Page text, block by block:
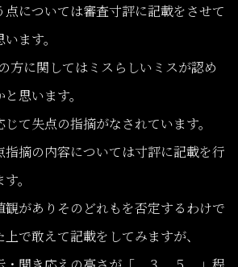
については審査寸評に記載をさせて
ます。
方に関してはミスらしいミスが認め
思います。
て失点の指摘がなされています。
指摘の内容については寸評に記載を行
。
観がありそのどれもを否定するわけで
で敢えて記載をしてみますが、